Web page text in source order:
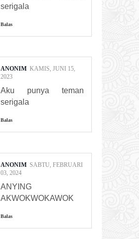
serigala
Balas
ANONIM KAMIS, JUNI 15,
2023
Aku punya teman
serigala
Balas
ANONIM SABTU, FEBRUARI
03, 2024
ANYING
AKWOKWOKAWOK
Balas